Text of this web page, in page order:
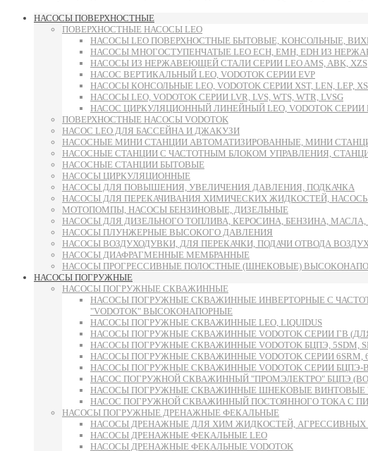
НАСОСЫ ПОВЕРХНОСТНЫЕ
ПОВЕРХНОСТНЫЕ НАСОСЫ LEO
НАСОСЫ LEO ПОВЕРХНОСТНЫЕ БЫТОВЫЕ, КОНСОЛЬНЫЕ,
НАСОСЫ МНОГОСТУПЕНЧАТЫЕ LEO ECH, EMH, EDH ИЗ
НАСОСЫ ИЗ НЕРЖАВЕЮЩЕЙ СТАЛИ СЕРИИ LEO AMS, ABK, XZS
НАСОС ВЕРТИКАЛЬНЫЙ LEO, VODOTOK СЕРИИ EVP
НАСОСЫ КОНСОЛЬНЫЕ LEO, VODOTOK СЕРИИ XST, LEN, LEP,
НАСОСЫ LEO, VODOTOK СЕРИИ LVR, LVS, WTS, WTR, LVSG
НАСОС ЦИРКУЛЯЦИОННЫЙ ЛИНЕЙНЫЙ LEO, VODOTOK СЕРИИ
ПОВЕРХНОСТНЫЕ НАСОСЫ VODOTOK
НАСОС LEO ДЛЯ БАССЕЙНА И ДЖАКУЗИ
НАСОСНЫЕ МИНИ СТАНЦИИ АВТОМАТИЗИРОВАННЫЕ, МИНИ
НАСОСНЫЕ СТАНЦИИ С ЧАСТОТНЫМ БЛОКОМ УПРАВЛЕНИЯ,
НАСОСНЫЕ СТАНЦИИ БЫТОВЫЕ
НАСОСЫ ЦИРКУЛЯЦИОННЫЕ
НАСОСЫ ДЛЯ ПОВЫШЕНИЯ, УВЕЛИЧЕНИЯ ДАВЛЕНИЯ, ПОДКАЧКА
НАСОСЫ ДЛЯ ПЕРЕКАЧИВАНИЯ ХИМИЧЕСКИХ ЖИДКОСТЕЙ,
МОТОПОМПЫ, НАСОСЫ БЕНЗИНОВЫЕ, ДИЗЕЛЬНЫЕ
НАСОСЫ ДЛЯ ДИЗЕЛЬНОГО ТОПЛИВА, КЕРОСИНА, БЕНЗИНА, МАСЛА,
НАСОСЫ ПЛУНЖЕРНЫЕ ВЫСОКОГО ДАВЛЕНИЯ
НАСОСЫ ВОЗДУХОДУВКИ, ДЛЯ ПЕРЕКАЧКИ, ПОДАЧИ ОТВОДА
НАСОСЫ ДИАФРАГМЕННЫЕ МЕМБРАННЫЕ
НАСОСЫ ПРОГРЕССИВНЫЕ ПОЛОСТНЫЕ (ШНЕКОВЫЕ)
НАСОСЫ ПОГРУЖНЫЕ
НАСОСЫ ПОГРУЖНЫЕ СКВАЖИННЫЕ
НАСОСЫ ПОГРУЖНЫЕ СКВАЖИННЫЕ ИНВЕРТОРНЫЕ С
"VODOTOK" ВЫСОКОНАПОРНЫЕ
НАСОСЫ ПОГРУЖНЫЕ СКВАЖИННЫЕ LEO, LIQUIDUS
НАСОСЫ ПОГРУЖНЫЕ СКВАЖИННЫЕ VODOTOK СЕРИИ ГВ
НАСОСЫ ПОГРУЖНЫЕ СКВАЖИННЫЕ VODOTOK БЦПЭ, 5SDM,
НАСОСЫ ПОГРУЖНЫЕ СКВАЖИННЫЕ VODOTOK СЕРИИ 6SRM,
НАСОСЫ ПОГРУЖНЫЕ СКВАЖИННЫЕ VODOTOK СЕРИИ БЦПЭ-
НАСОС ПОГРУЖНОЙ СКВАЖИННЫЙ "ПРОМЭЛЕКТРО" БЦПЭ
НАСОСЫ ПОГРУЖНЫЕ СКВАЖИННЫЕ ШНЕКОВЫЕ ВИНТОВЫЕ
НАСОС ПОГРУЖНОЙ СКВАЖИННЫЙ ПОСТОЯННОГО ТОКА С
НАСОСЫ ПОГРУЖНЫЕ ДРЕНАЖНЫЕ ФЕКАЛЬНЫЕ
НАСОСЫ ДРЕНАЖНЫЕ ДЛЯ ХИМ ЖИДКОСТЕЙ,
НАСОСЫ ДРЕНАЖНЫЕ ФЕКАЛЬНЫЕ LEO
НАСОСЫ ДРЕНАЖНЫЕ ФЕКАЛЬНЫЕ VODOTOK